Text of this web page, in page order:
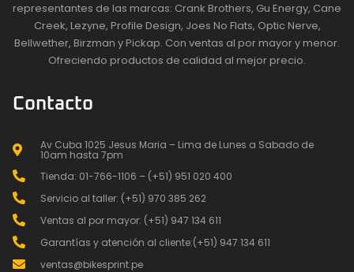
representantes de las marcas: Crank Brothers, Gu Energy, Cane
Creek, Lezyne, Profile Design, Joes No Flats, Optic Nerve,
Bellwether, Birzman y Pickap. Con ventas al por mayor y menor.
Ofreciendo productos de calidad al mejor precio.
Contacto
Av Cuba 1025 Jesus Maria – Lima de Lunes a Sabado de
10am hasta 7pm
Tienda: 01-766-1106 – (+51) 951 020 400
Servicio al taller: (+51) 970 385 262
Ventas al por mayor: (+51) 947 134 611
Garantías y atención al cliente:(+51) 947 134 611
ventas@bikesprint.pe